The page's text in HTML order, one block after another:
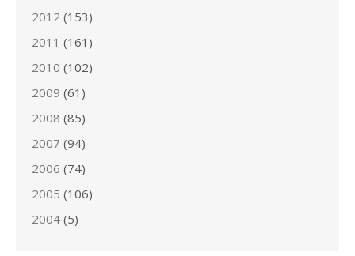
2012 (153)
2011 (161)
2010 (102)
2009 (61)
2008 (85)
2007 (94)
2006 (74)
2005 (106)
2004 (5)